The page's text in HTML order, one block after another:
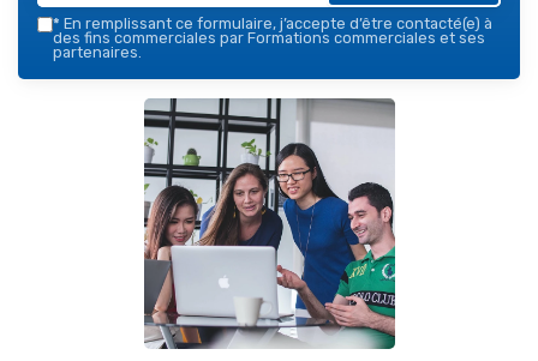
* En remplissant ce formulaire, j’accepte d’être contacté(e) à
des fins commerciales par Formations commerciales et ses
partenaires.